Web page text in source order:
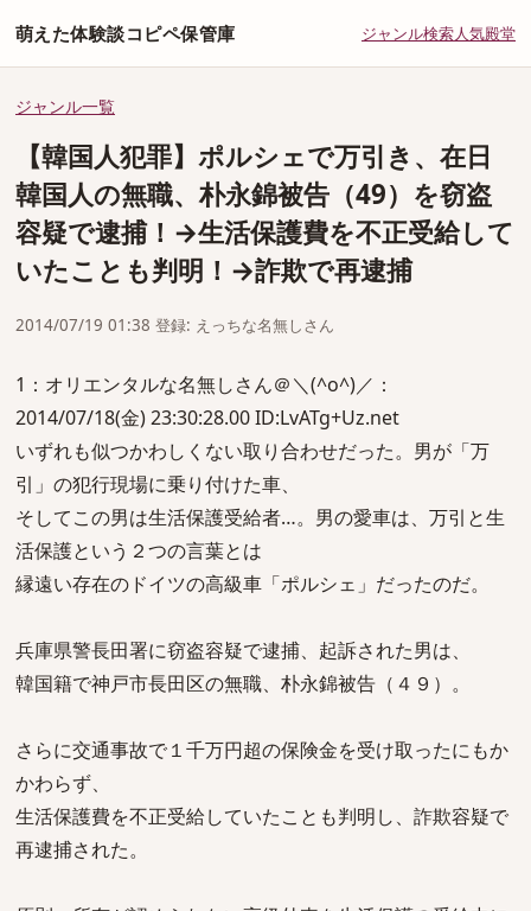
萌えた体験談コピペ保管庫 ジャンル検索人気殿堂
ジャンル一覧
【韓国人犯罪】ポルシェで万引き、在日
韓国人の無職、朴永錦被告（49）を窃盗
容疑で逮捕！→生活保護費を不正受給して
いたことも判明！→詐欺で再逮捕
2014/07/19 01:38 登録: えっちな名無しさん
1：オリエンタルな名無しさん＠＼(^o^)／：
2014/07/18(金) 23:30:28.00 ID:LvATg+Uz.net
いずれも似つかわしくない取り合わせだった。男が「万
引」の犯行現場に乗り付けた車、
そしてこの男は生活保護受給者…。男の愛車は、万引と生
活保護という２つの言葉とは
縁遠い存在のドイツの高級車「ポルシェ」だったのだ。
兵庫県警長田署に窃盗容疑で逮捕、起訴された男は、
韓国籍で神戸市長田区の無職、朴永錦被告（４９）。
さらに交通事故で１千万円超の保険金を受け取ったにもか
かわらず、
生活保護費を不正受給していたことも判明し、詐欺容疑で
再逮捕された。